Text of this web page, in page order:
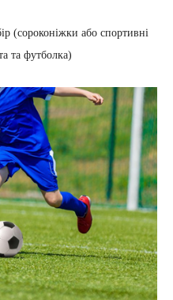
(сороконіжки або спортивні
та футболка)